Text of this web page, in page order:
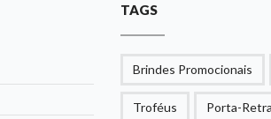
TAGS
Brindes Promocionais
Troféus Porta-